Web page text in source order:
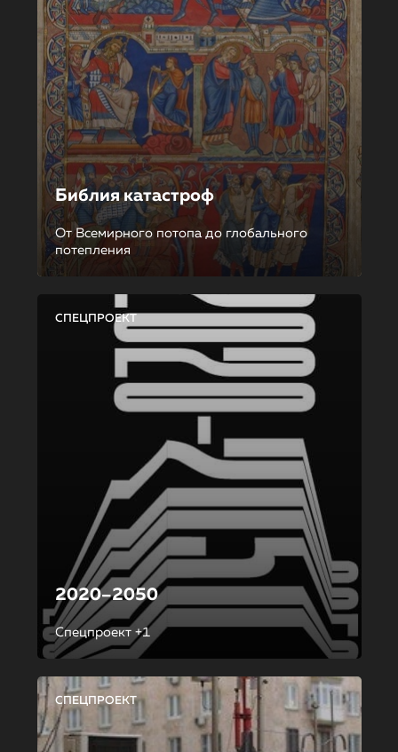
Библия катастроф
От Всемирного потопа до глобального
потепления
СПЕЦПРОЕКТ
2020–2050
Спецпроект +1
СПЕЦПРОЕКТ